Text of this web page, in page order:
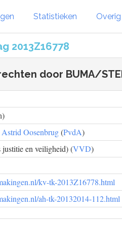
Statistieken Overig
2013Z16778
door BUMA/
Astrid Oosenbrug(PvdA)
justitie en veiligheid) (VVD)
kv-tk-2013Z16778.html
ah-tk-20132014-112.html